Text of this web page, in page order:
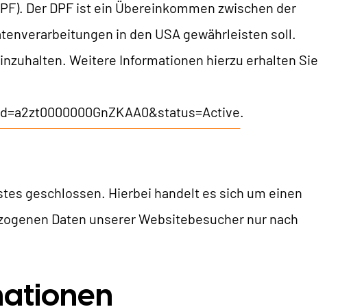
Der DPF ist ein Übereinkommen zwischen der
in den USA gewährleisten soll.
Weitere Informationen hierzu erhalten Sie
.
geschlossen. Hierbei handelt es sich um einen
Daten unserer Websitebesucher nur nach